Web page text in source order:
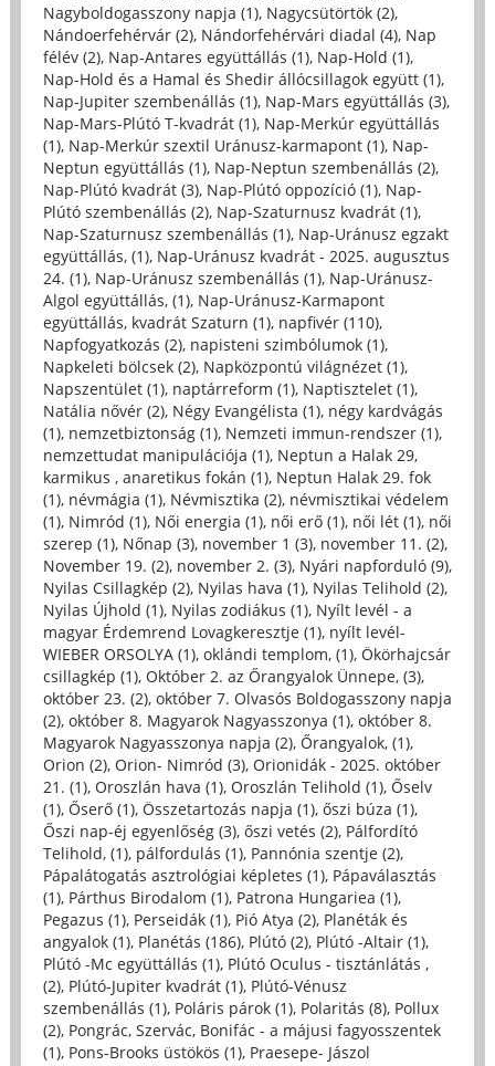
Nagyboldogasszony napja (1), Nagycsütörtök (2),
Nándoerfehérvár (2), Nándorfehérvári diadal (4), Nap
félév (2), Nap-Antares együttállás (1), Nap-Hold (1),
Nap-Hold és a Hamal és Shedir állócsillagok együtt (1),
Nap-Jupiter szembenállás (1), Nap-Mars együttállás (3),
Nap-Mars-Plútó T-kvadrát (1), Nap-Merkúr együttállás
(1), Nap-Merkúr szextil Uránusz-karmapont (1), Nap-
Neptun együttállás (1), Nap-Neptun szembenállás (2),
Nap-Plútó kvadrát (3), Nap-Plútó oppozíció (1), Nap-
Plútó szembenállás (2), Nap-Szaturnusz kvadrát (1),
Nap-Szaturnusz szembenállás (1), Nap-Uránusz egzakt
együttállás, (1), Nap-Uránusz kvadrát - 2025. augusztus
24. (1), Nap-Uránusz szembenállás (1), Nap-Uránusz-
Algol együttállás, (1), Nap-Uránusz-Karmapont
együttállás, kvadrát Szaturn (1), napfivér (110),
Napfogyatkozás (2), napisteni szimbólumok (1),
Napkeleti bölcsek (2), Napközpontú világnézet (1),
Napszentület (1), naptárreform (1), Naptisztelet (1),
Natália nővér (2), Négy Evangélista (1), négy kardvágás
(1), nemzetbiztonság (1), Nemzeti immun-rendszer (1),
nemzettudat manipulációja (1), Neptun a Halak 29,
karmikus , anaretikus fokán (1), Neptun Halak 29. fok
(1), névmágia (1), Névmisztika (2), névmisztikai védelem
(1), Nimród (1), Női energia (1), női erő (1), női lét (1), női
szerep (1), Nőnap (3), november 1 (3), november 11. (2),
November 19. (2), november 2. (3), Nyári napforduló (9),
Nyilas Csillagkép (2), Nyilas hava (1), Nyilas Telihold (2),
Nyilas Újhold (1), Nyilas zodiákus (1), Nyílt levél - a
magyar Érdemrend Lovagkeresztje (1), nyílt levél-
WIEBER ORSOLYA (1), oklándi templom, (1), Ökörhajcsár
csillagkép (1), Október 2. az Őrangyalok Ünnepe, (3),
október 23. (2), október 7. Olvasós Boldogasszony napja
(2), október 8. Magyarok Nagyasszonya (1), október 8.
Magyarok Nagyasszonya napja (2), Őrangyalok, (1),
Orion (2), Orion- Nimród (3), Orionidák - 2025. október
21. (1), Oroszlán hava (1), Oroszlán Telihold (1), Őselv
(1), Őserő (1), Összetartozás napja (1), őszi búza (1),
Őszi nap-éj egyenlőség (3), őszi vetés (2), Pálfordító
Telihold, (1), pálfordulás (1), Pannónia szentje (2),
Pápalátogatás asztrológiai képletes (1), Pápaválasztás
(1), Párthus Birodalom (1), Patrona Hungariea (1),
Pegazus (1), Perseidák (1), Pió Atya (2), Planéták és
angyalok (1), Planétás (186), Plútó (2), Plútó -Altair (1),
Plútó -Mc együttállás (1), Plútó Oculus - tisztánlátás ,
(2), Plútó-Jupiter kvadrát (1), Plútó-Vénusz
szembenállás (1), Poláris párok (1), Polaritás (8), Pollux
(2), Pongrác, Szervác, Bonifác - a májusi fagyosszentek
(1), Pons-Brooks üstökös (1), Praesepe- Jászol